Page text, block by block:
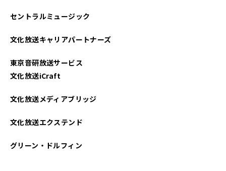
セントラルミュージック
文化放送キャリアパートナーズ
東京音研放送サービス
文化放送iCraft
文化放送メディアブリッジ
文化放送エクステンド
グリーン・ドルフィン